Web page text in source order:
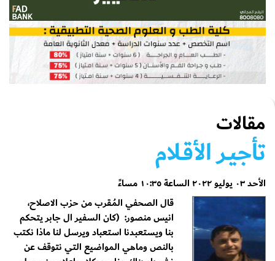
مقالات
تأجيـر الأقـلام
الأحد ٠٣ يوليو ٢٠٢٢ الساعة ١٠:٣٥ مساءً
قال الصحفي المُـقرب من حزب الاصلاح،
انيس منصور: (كان السفير ال جابر يتحكم
بنا ويستعبدنا استعباد ويرسل لنا ماذا نكتب
بالنص وماهي المواضيع التي نتوقف عن